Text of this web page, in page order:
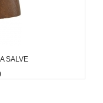
SALVE